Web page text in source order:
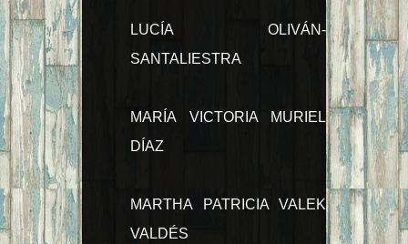
LUCÍA OLIVÁN-
SANTALIESTRA
MARÍA VICTORIA MURIEL
DÍAZ
MARTHA PATRICIA VALEK
VALDÉS